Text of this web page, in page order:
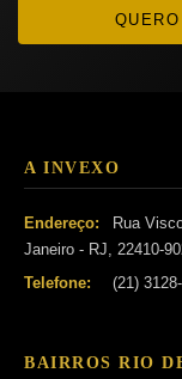
A INVEXO
Endereço:
Rua
Janeiro - RJ, 22410-
Telefone:
(21)
BAIRROS RIO